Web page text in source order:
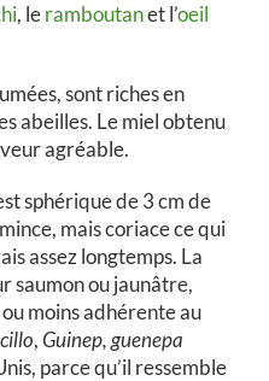
, leramboutanet l’oeil
sont riches en
abeilles. Le miel obtenu
agréable.
sphérique de 3 cm de
mais coriace ce qui
assez longtemps. La
saumon ou jaunâtre,
moins adhérente au
,Guinep, guenepa
parce qu’il ressemble